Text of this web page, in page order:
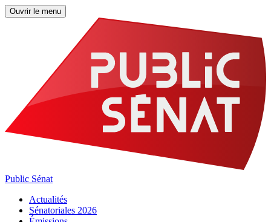
Ouvrir le menu
Public Sénat
Actualités
Sénatoriales 2026